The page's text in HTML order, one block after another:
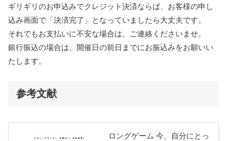
ギリギリのお申込みでクレジット決済ならば、お客様の申し
込み画面で「決済完了」となっていましたら大丈夫です。
それでもお支払いに不安な場合は、ご連絡くださいませ。
銀行振込の場合は、開催日の前日までにお振込みをお願いい
たします。
参考文献
ロングゲーム 今、自分にとっ